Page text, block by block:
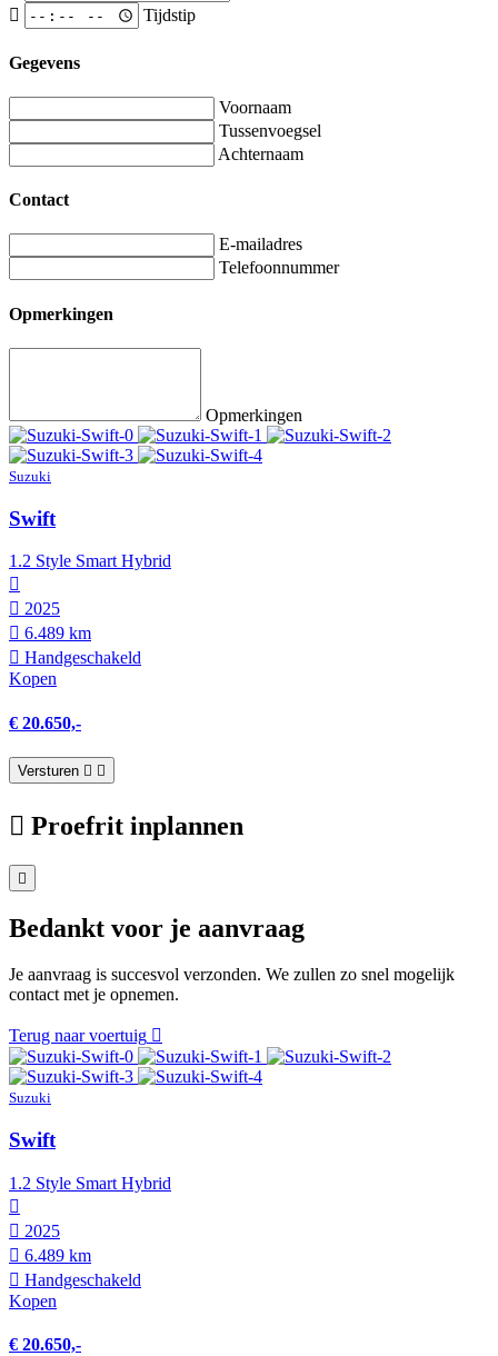
Tijdstip
Gegevens
Voornaam
Tussenvoegsel
Achternaam
Contact
E-mailadres
Telefoonnummer
Opmerkingen
Opmerkingen
Suzuki
Swift
1.2 Style Smart Hybrid
2025
6.489 km
Hand­geschakeld
Kopen
€ 20.650,-
Versturen
Proefrit inplannen
Bedankt voor je aanvraag
Je aanvraag is succesvol verzonden. We zullen zo snel mogelijk
contact met je opnemen.
Terug naar voertuig
Suzuki
Swift
1.2 Style Smart Hybrid
2025
6.489 km
Hand­geschakeld
Kopen
€ 20.650,-